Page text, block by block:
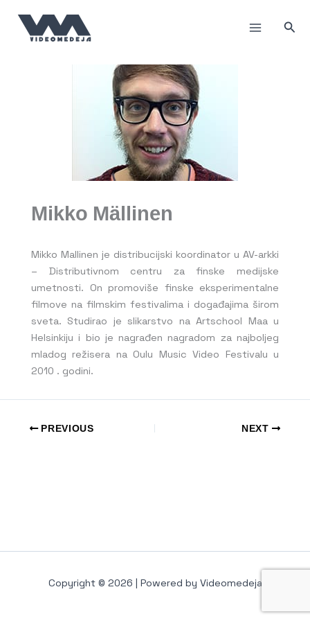
садржај
Mikko Mällinen
Mikko Mallinen je distribucijski koordinator u AV-arkki
– Distributivnom centru za finske medijske
umetnosti. On promoviše finske eksperimentalne
filmove na filmskim festivalima i događajima širom
sveta. Studirao je slikarstvo na Artschool Maa u
Helsinkiju i bio je nagrađen nagradom za najboljeg
mladog režisera na Oulu Music Video Festivalu u
2010 . godini.
PREVIOUS NEXT
Copyright © 2026 | Powered by Videomedeja